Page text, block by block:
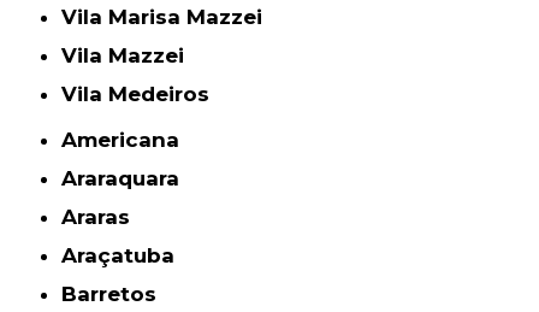
Vila Marisa Mazzei
Vila Mazzei
Vila Medeiros
Americana
Araraquara
Araras
Araçatuba
Barretos